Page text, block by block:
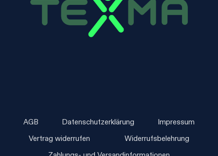
AGB Datenschutzerklärung
Impressum
Vertrag widerrufen
Widerrufsbelehrung